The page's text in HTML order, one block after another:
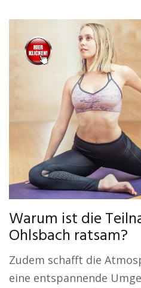
Warum ist die
Ohlsbach ratsam?
Zudem schafft die
eine entspannende